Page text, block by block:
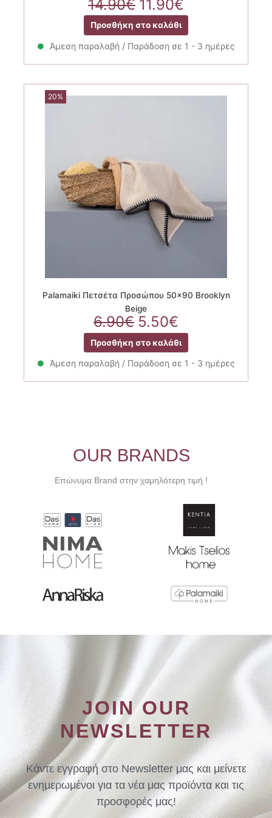
14.90€ Original
price
was:
14.90€.
11.90€
τρέχουσα
τιμή
είναι:
11.90€.
Προσθήκη στο καλάθι
Άμεση παραλαβή / Παράδοση σε 1 - 3 ημέρες
20%
Palamaiki Πετσέτα Προσώπου 50×90 Brooklyn
Beige
6.90€ Original
price
was:
6.90€.
5.50€
τρέχουσα
τιμή
είναι:
Προσθήκη στο καλάθι
Άμεση παραλαβή / Παράδοση σε 1 - 3 ημέρες
OUR BRANDS
Επώνυμα Brand στην χαμηλότερη τιμή !
JOIN OUR
NEWSLETTER
Κάντε εγγραφή στο Newsletter μας και μείνετε
ενημερωμένοι για τα νέα μας προϊόντα και τις
προσφορές μας!